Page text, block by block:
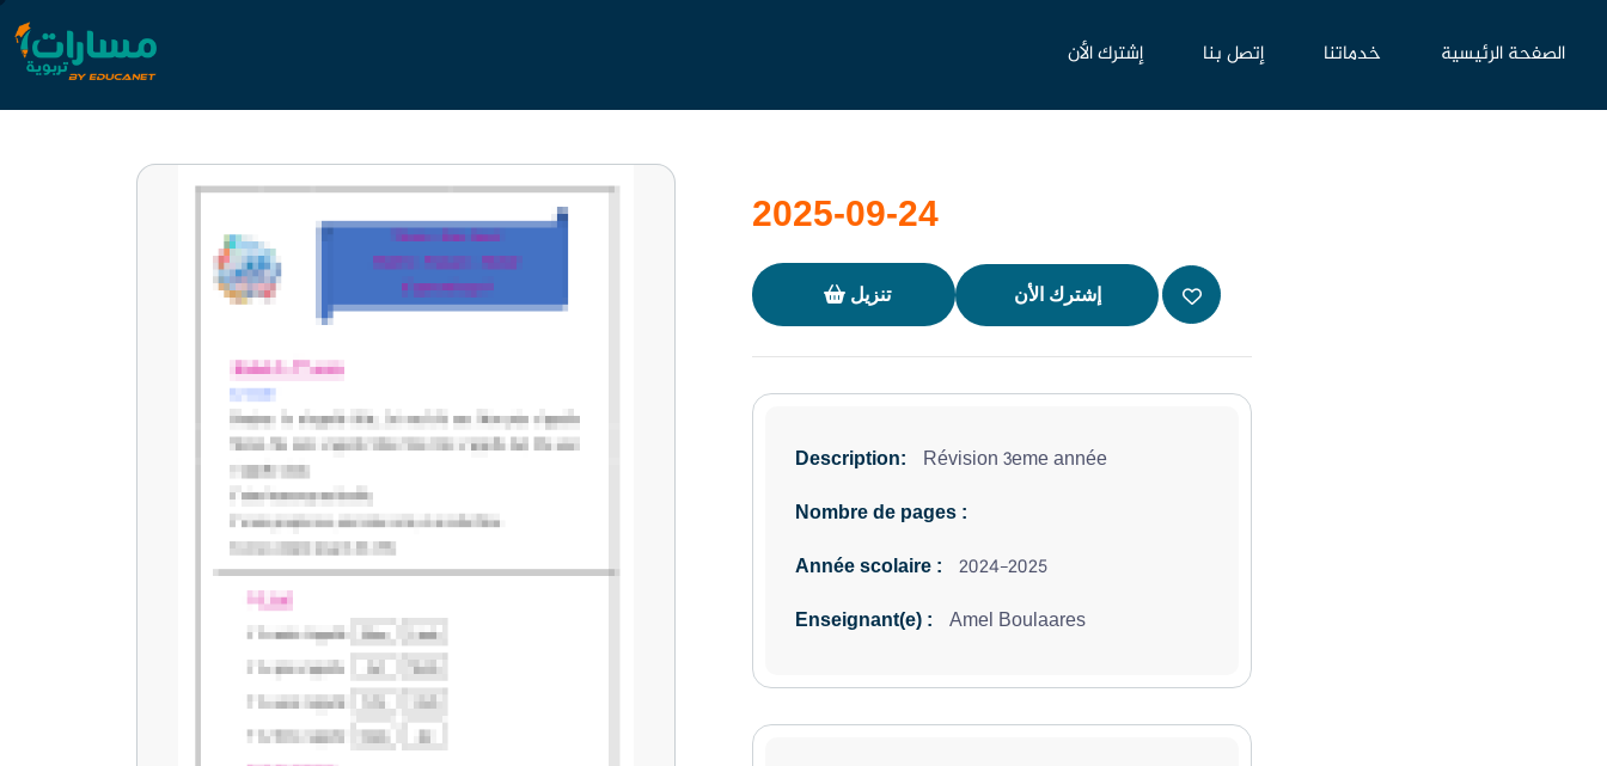
الصفحة الرئيسية خدماتنا إتصل بنا إشترك الأن
2025-09-24
تنزيل إشترك الأن
Description: Révision 3eme année
Nombre de pages :
Année scolaire : 2024-2025
Enseignant(e) : Amel Boulaares